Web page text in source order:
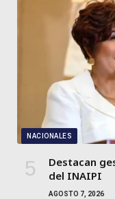
NACIONALES
Destacan
del INAIPI
AGOSTO 7, 2026